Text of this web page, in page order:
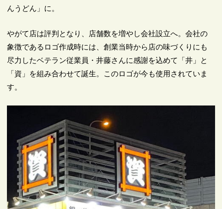
んうどん」に。
やがて店は評判となり、店舗数を増やし会社設立へ。会社の
象徴であるロゴ作成時には、創業当時から店の味づくりにも
尽力したベテラン従業員・井藤さんに感謝を込めて「井」と
「資」を組み合わせて誕生。このロゴが今も使用されていま
す。